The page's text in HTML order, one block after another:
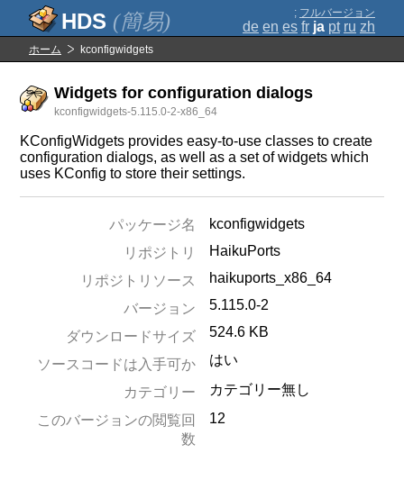
(簡易) ; フルバージョン
de en es fr ja pt ru zh
ホーム kconfigwidgets
Widgets for configuration dialogs
kconfigwidgets-5.115.0-2-x86_64
KConfigWidgets provides easy-to-use classes to create
configuration dialogs, as well as a set of widgets which
uses KConfig to store their settings.
パッケージ名
kconfigwidgets
リポジトリ
HaikuPorts
リポジトリソース
haikuports_x86_64
バージョン
5.115.0-2
ダウンロードサイズ 524.6 KB
ソースコードは入手可か はい
カテゴリー
カテゴリー無し
このバージョンの閲覧回
数
12